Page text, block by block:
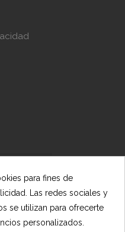
para fines de
Las redes sociales y
se utilizan para ofrecerte
personalizados.